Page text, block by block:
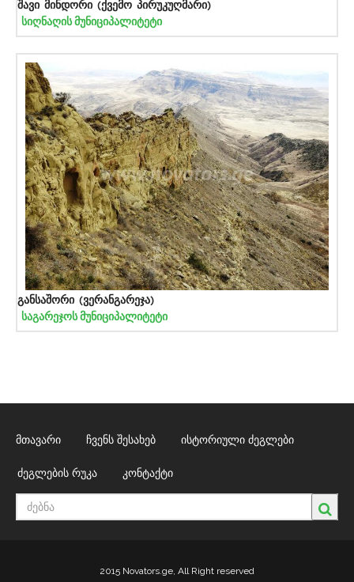
შავი მინდორი (ქვემო პირუკუღმარი)
სიღნაღის მუნიციპალიტეტი
განსაშორი (ვერანგარეჯა)
საგარეჯოს მუნიციპალიტეტი
მთავარი ჩვენს შესახებ ისტორიული ძეგლები
ძეგლების რუკა კონტაქტი
2015 Novators.ge, All Right reserved